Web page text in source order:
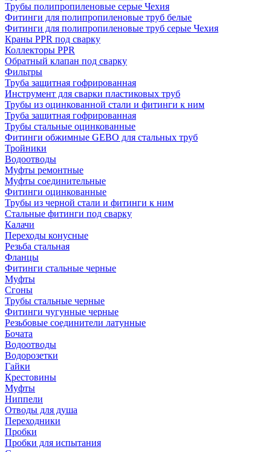
Трубы полипропиленовые серые Чехия
Фитинги для полипропиленовые труб белые
Фитинги для полипропиленовые труб серые Чехия
Краны PPR под сварку
Коллекторы PPR
Обратный клапан под сварку
Фильтры
Труба защитная гофрированная
Инструмент для сварки пластиковых труб
Трубы из оцинкованной стали и фитинги к ним
Труба защитная гофрированная
Трубы стальные оцинкованные
Фитинги обжимные GEBO для стальных труб
Тройники
Водоотводы
Муфты ремонтные
Муфты соединительные
Фитинги оцинкованные
Трубы из черной стали и фитинги к ним
Стальные фитинги под сварку
Калачи
Переходы конусные
Резьба стальная
Фланцы
Фитинги стальные черные
Муфты
Сгоны
Трубы стальные черные
Фитинги чугунные черные
Резьбовые соединители латунные
Бочата
Водоотводы
Водорозетки
Гайки
Крестовины
Муфты
Ниппели
Отводы для душа
Переходники
Пробки
Пробки для испытания